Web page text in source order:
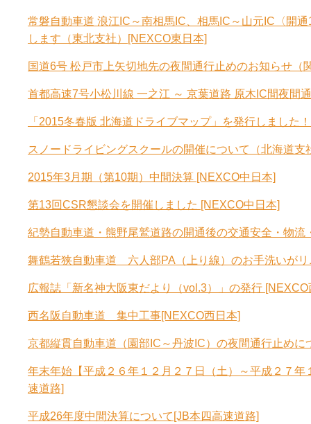
常磐自動車道 浪江IC～南相馬IC、相馬IC～山元IC〈開
します（東北支社）[NEXCO東日本]
国道6号 松戸市上矢切地先の夜間通行止めのお知らせ（
首都高速7号小松川線 一之江 ～ 京葉道路 原木IC間夜間
「2015冬春版 北海道ドライブマップ」を発行しました
スノードライビングスクールの開催について（北海道支
2015年3月期（第10期）中間決算 [NEXCO中日本]
第13回CSR懇談会を開催しました [NEXCO中日本]
紀勢自動車道・熊野尾鷲道路の開通後の交通安全・物
舞鶴若狭自動車道 六人部PA（上り線）のお手洗いが
広報誌「新名神大阪東だより（vol.3）」の発行 [NEXCO
西名阪自動車道 集中工事[NEXCO西日本]
京都縦貫自動車道（園部IC～丹波IC）の夜間通行止めに
年末年始【平成２６年１２月２７日（土）～平成２７
速道路]
平成26年度中間決算について[JB本四高速道路]